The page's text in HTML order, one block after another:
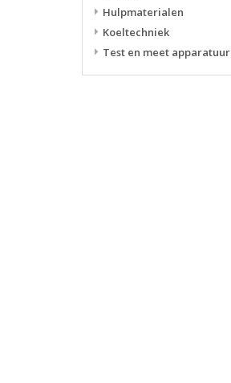
Hulpmaterialen
Koeltechniek
Test en meet apparatuur